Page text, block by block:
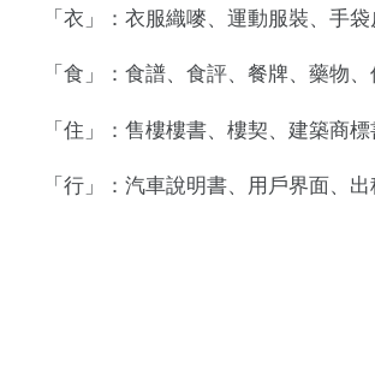
「衣」：衣服織嘜、運動服裝、手
「食」：食譜、食評、餐牌、藥物
「住」：售樓樓書、樓契、建築商
「行」：汽車說明書、用戶界面、